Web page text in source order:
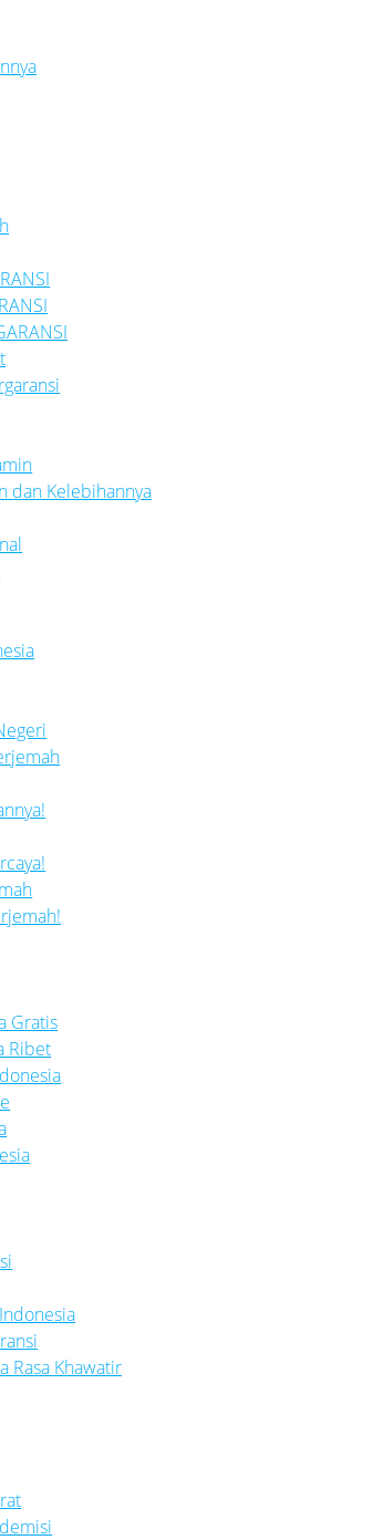
dan Kelebihannya
Gratis
Ribet
Rasa Khawatir